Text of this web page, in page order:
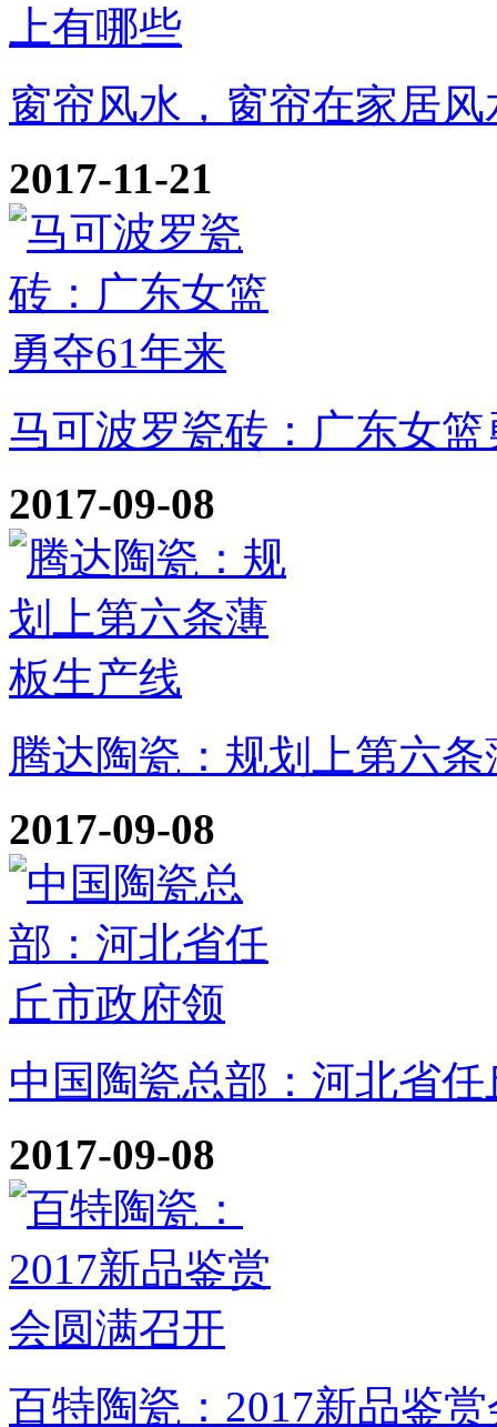
窗帘风水，窗帘在家居
2017-11-21
马可波罗瓷砖：广东女篮
2017-09-08
腾达陶瓷：规划上第六
2017-09-08
中国陶瓷总部：河北省
2017-09-08
百特陶瓷：2017新品鉴